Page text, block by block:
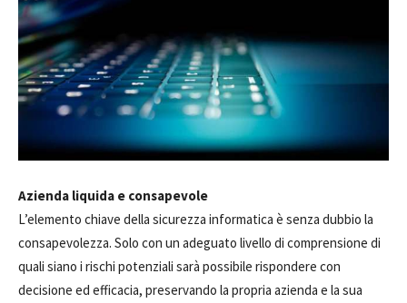
Azienda liquida e consapevole
L’elemento chiave della sicurezza informatica è senza dubbio la
consapevolezza. Solo con un adeguato livello di comprensione di
quali siano i rischi potenziali sarà possibile rispondere con
decisione ed efficacia, preservando la propria azienda e la sua